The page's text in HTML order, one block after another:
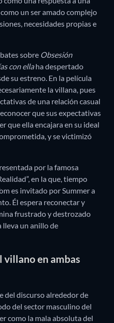
un ser amado complejo
necesidades propias e
sobre Obsesión
con ellaha despertado
su estreno. En la película
la villana, pues
de una relación casual
que sus expectativas
que ella encajara en su ideal
y se victimizó
por la famosa
en la que, tiempo
es invitado por Summer a
Él espera reconectar y
frustrado y destrozado
lleva un anillo de
villano en ambas
del discurso alrededor de
del sector masculino del
como la mala absoluta del